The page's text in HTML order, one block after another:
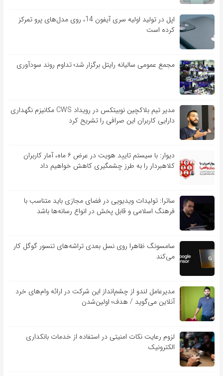
اپل در تولید اولیه سری آیفون 14، روی مدل‌های پرو تمرکز
کرده است
مجمع عمومی سالیانه رایتل برگزار شد؛ تداوم روند سودآوری
مدیر تیم بلاکچین نوبیتکس در رویداد CWS مکانیزم نگهداری
دارایی کاربران این صرافی را تشریح کرد
دیوار: با سیستم تایید هویت در عرض ۶ ماه، آمار کاربران
کلاهبردار را به طرز چشمگیری کاهش خواهیم داد
ساترا: تولیدات ویدیویی در فضای مجازی باید متناسب با
فرهنگ اسلامی و قابل پخش در انواع رسانه‌ها باشد
سامسونگ ظاهرا روی نسل بعدی تراشه‌های تنسور گوگل کار
می‌کند
مدیرعامل لندو از چشم‌انداز این شرکت در ارائه وام‌های خرد
آنلاین می‌گوید / هدف؛ اولین‌شدن
لزوم رعایت نکات امنیتی در استفاده از خدمات بانکداری
الکترونیک